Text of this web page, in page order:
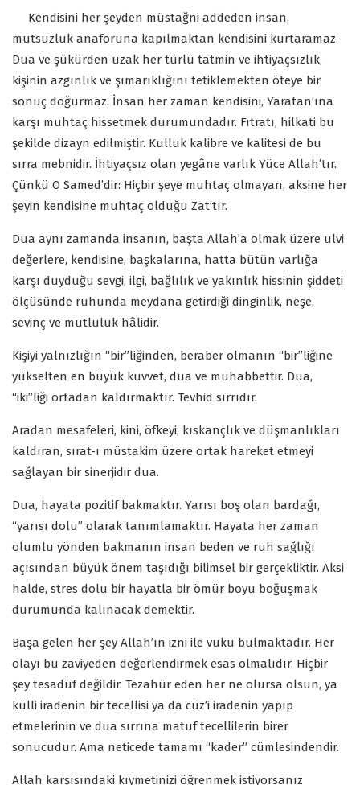
Kendisini her şeyden müstağni addeden insan,
mutsuzluk anaforuna kapılmaktan kendisini kurtaramaz.
Dua ve şükürden uzak her türlü tatmin ve ihtiyaçsızlık,
kişinin azgınlık ve şımarıklığını tetiklemekten öteye bir
sonuç doğurmaz. İnsan her zaman kendisini, Yaratan’ına
karşı muhtaç hissetmek durumundadır. Fıtratı, hilkati bu
şekilde dizayn edilmiştir. Kulluk kalibre ve kalitesi de bu
sırra mebnidir. İhtiyaçsız olan yegâne varlık Yüce Allah’tır.
Çünkü O Samed’dir: Hiçbir şeye muhtaç olmayan, aksine her
şeyin kendisine muhtaç olduğu Zat’tır.
Dua aynı zamanda insanın, başta Allah’a olmak üzere ulvi
değerlere, kendisine, başkalarına, hatta bütün varlığa
karşı duyduğu sevgi, ilgi, bağlılık ve yakınlık hissinin şiddeti
ölçüsünde ruhunda meydana getirdiği dinginlik, neşe,
sevinç ve mutluluk hâlidir.
Kişiyi yalnızlığın “bir”liğinden, beraber olmanın “bir”liğine
yükselten en büyük kuvvet, dua ve muhabbettir. Dua,
“iki”liği ortadan kaldırmaktır. Tevhid sırrıdır.
Aradan mesafeleri, kini, öfkeyi, kıskançlık ve düşmanlıkları
kaldıran, sırat-ı müstakim üzere ortak hareket etmeyi
sağlayan bir sinerjidir dua.
Dua, hayata pozitif bakmaktır. Yarısı boş olan bardağı,
“yarısı dolu” olarak tanımlamaktır. Hayata her zaman
olumlu yönden bakmanın insan beden ve ruh sağlığı
açısından büyük önem taşıdığı bilimsel bir gerçekliktir. Aksi
halde, stres dolu bir hayatla bir ömür boyu boğuşmak
durumunda kalınacak demektir.
Başa gelen her şey Allah’ın izni ile vuku bulmaktadır. Her
olayı bu zaviyeden değerlendirmek esas olmalıdır. Hiçbir
şey tesadüf değildir. Tezahür eden her ne olursa olsun, ya
külli iradenin bir tecellisi ya da cüz’i iradenin yapıp
etmelerinin ve dua sırrına matuf tecellilerin birer
sonucudur. Ama neticede tamamı “kader” cümlesindendir.
Allah karşısındaki kıymetinizi öğrenmek istiyorsanız